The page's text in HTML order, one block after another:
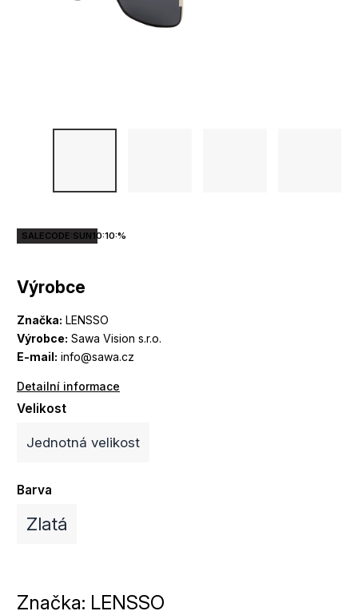
Výrobce
Značka: LENSSO
Výrobce: Sawa Vision s.r.o.
E-mail: info@sawa.cz
Detailní informace
SALECODE:SUN10:10:%
Velikost
Jednotná velikost
Barva
Zlatá
Značka: LENSSO